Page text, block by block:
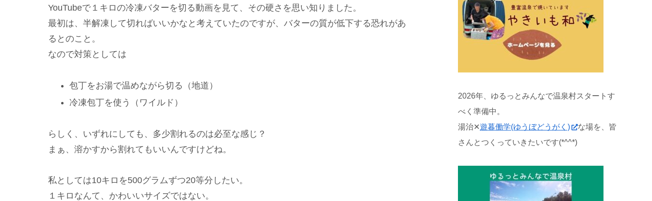
YouTubeで１キロの冷凍バターを切る動画を見て、その硬さを思い知りました。
最初は、半解凍して切ればいいかなと考えていたのですが、バターの質が低下する恐れがあ
るとのこと。
なので対策としては
包丁をお湯で温めながら切る（地道）
冷凍包丁を使う（ワイルド）
らしく、いずれにしても、多少割れるのは必至な感じ？
まぁ、溶かすから割れてもいいんですけどね。
私としては10キロを500グラムずつ20等分したい。
１キロなんて、かわいいサイズではない。
2026年、ゆるっとみんなで温泉村スタートす
べく準備中。
湯治✕遊暮働学(ゆうぼどうがく)
な場を、皆
さんとつくっていきたいです(*^^*)